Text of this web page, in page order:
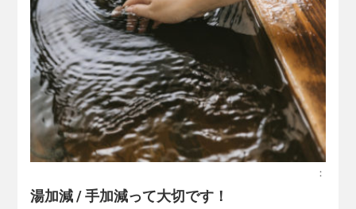
：
湯加減 / 手加減って大切です！